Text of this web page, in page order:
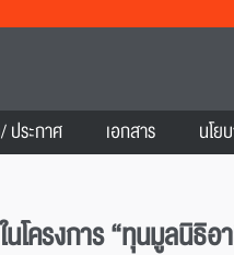
ประกาศ เอกสาร นโย
รงการ “ทุนมูลนิธิอ